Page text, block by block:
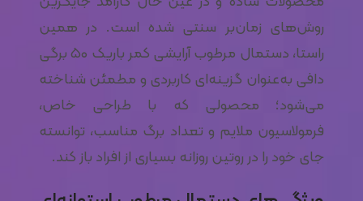
روش‌های زمان‌بر سنتی شده است. در همین
راستا، دستمال مرطوب آرایشی کمر باریک ۵۰ برگی
دافی به‌عنوان گزینه‌ای کاربردی و مطمئن شناخته
می‌شود؛ محصولی که با طراحی خاص،
فرمولاسیون ملایم و تعداد برگ مناسب، توانسته
جای خود را در روتین روزانه بسیاری از افراد باز کند.